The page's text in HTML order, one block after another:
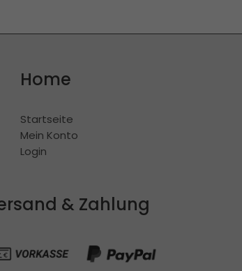
Home
Startseite
Mein Konto
Login
& Zahlung